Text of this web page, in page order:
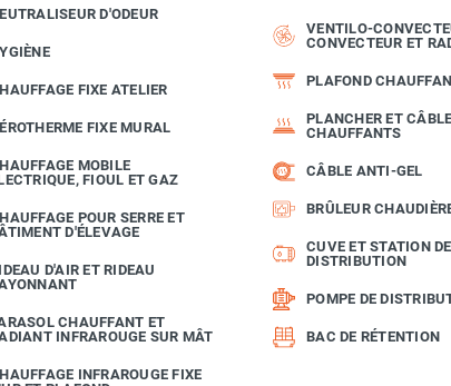
D'ODEUR
FIXE ATELIER
FIXE MURAL
MOBILE
FIOUL ET GAZ
POUR SERRE ET
D'ÉLEVAGE
D'AIR ET RIDEAU
CHAUFFANT ET
INFRAROUGE SUR MÂT
INFRAROUGE FIXE
VENTILO-
CONVECTEUR ET
PLAFOND
PLANCHER ET CÂBLE
CHAUFFANTS
CÂBLE ANTI-GEL
BRÛLEUR
CUVE ET STATION DE
DISTRIBUTION
POMPE DE
BAC DE RÉTENTION